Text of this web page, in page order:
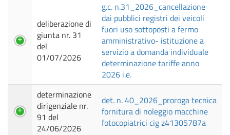
deliberazione di
giunta nr. 31
del
01/07/2026
g.c. n.31_2026_cancellazione
dai pubblici registri dei veicoli
fuori uso sottoposti a fermo
amministrativo- istituzione a
servizio a domanda individuale
determinazione tariffe anno
2026 i.e.
determinazione
dirigenziale nr.
91 del
24/06/2026
det. n. 40_2026_proroga tecnica
fornitura di noleggio macchine
fotocopiatrici cig z41305787a